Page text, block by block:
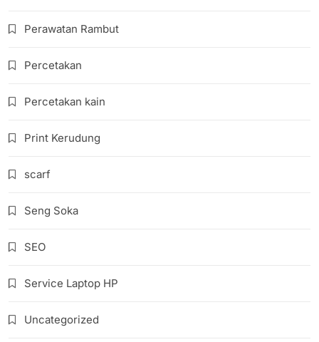
Perawatan Rambut
Percetakan
Percetakan kain
Print Kerudung
scarf
Seng Soka
SEO
Service Laptop HP
Uncategorized